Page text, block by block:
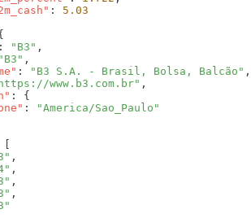
:
: "B3"
"B3"
:
"B3 S.A. - Brasil, Bolsa, Balcão"
www.b3.com.br"
: